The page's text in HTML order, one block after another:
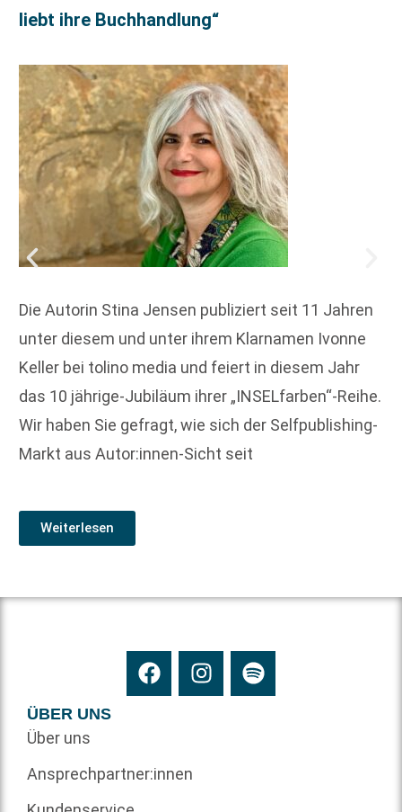
liebt ihre Buchhandlung“
Die Autorin Stina Jensen publiziert seit 11 Jahren
unter diesem und unter ihrem Klarnamen Ivonne
Keller bei tolino media und feiert in diesem Jahr
das 10 jährige-Jubiläum ihrer „INSELfarben“-Reihe.
Wir haben Sie gefragt, wie sich der Selfpublishing-
Markt aus Autor:innen-Sicht seit
Weiterlesen
ÜBER UNS
Über uns
Ansprechpartner:innen